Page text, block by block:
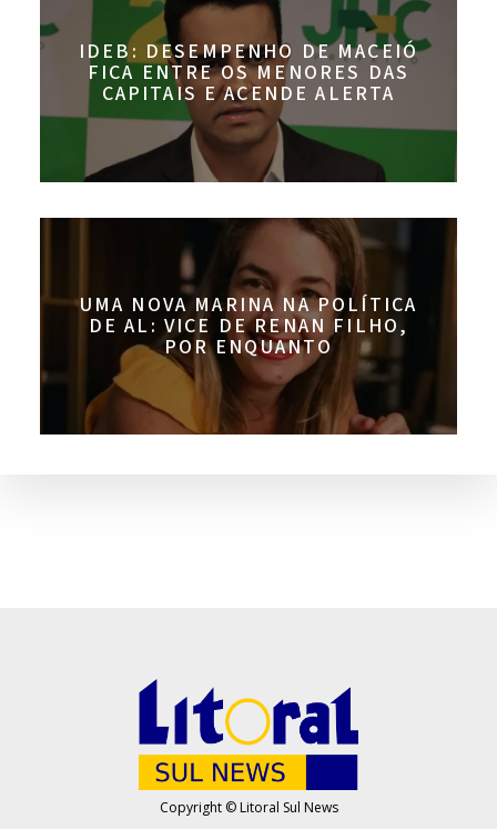
IDEB: DESEMPENHO DE MACEIÓ
FICA ENTRE OS MENORES DAS
CAPITAIS E ACENDE ALERTA
UMA NOVA MARINA NA POLÍTICA
DE AL: VICE DE RENAN FILHO,
POR ENQUANTO
Copyright © Litoral Sul News